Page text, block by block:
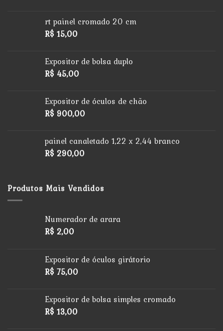
rt painel cromado 20 cm
R$ 15,00
Expositor de bolsa duplo
R$ 45,00
Expositor de óculos de chão
R$ 900,00
painel canaletado 1,22 x 2,44 branco
R$ 290,00
Produtos Mais Vendidos
Numerador de arara
R$ 2,00
Expositor de óculos girátorio
R$ 75,00
Expositor de bolsa simples cromado
R$ 13,00